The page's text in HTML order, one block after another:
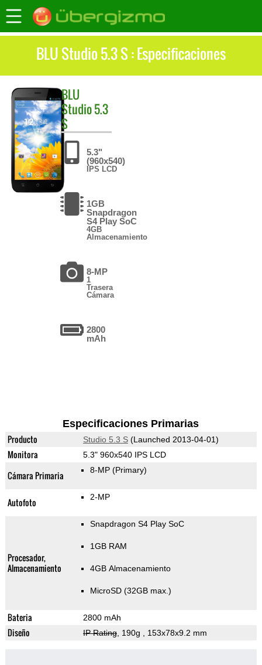
BLU Studio 5.3 S : Especificaciones
BLU
Studio 5.3
S
5.3"
(960x540)
IPS LCD
1GB
Snapdragon
S4 Play SoC
4GB
Almacenamiento
8-MP
1
Trasera
Cámara
2800
mAh
Especificaciones Primarias
Producto Studio 5.3 S(Launched 2013-04-01)
Monitora 5.3" 960x540 IPS LCD
Cámara Primaria 8-MP (Primary)
Autofoto 2-MP
Procesador,
Almacenamiento
Snapdragon S4 Play SoC
1GB RAM
4GB Almacenamiento
MicroSD (32GB max.)
Bateria 2800 mAh
Diseño IP Rating, 190g , 153x78x9.2 mm